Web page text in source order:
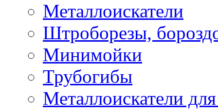
Металлоискатели
Штроборезы,
Минимойки
Трубогибы
Металлоискатели